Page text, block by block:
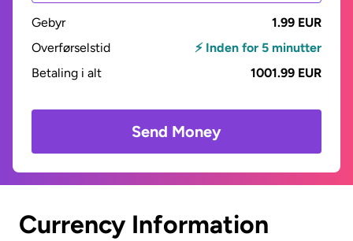
Gebyr
1.99 EUR
Overførselstid
⚡ Inden for 5 minutter
Betaling i alt
1001.99 EUR
Send Money
Currency Information